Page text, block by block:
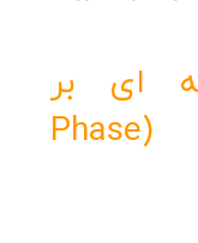
ای بر
اساس سن گله (Phase